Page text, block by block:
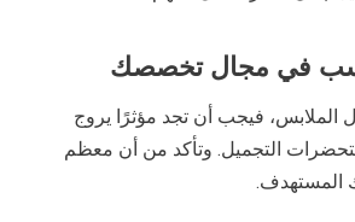
في مجال تخصصك
الملابس، فيجب أن تجد مؤثرًا يروج
التجميل. وتأكد من أن معظم
المستهدف.